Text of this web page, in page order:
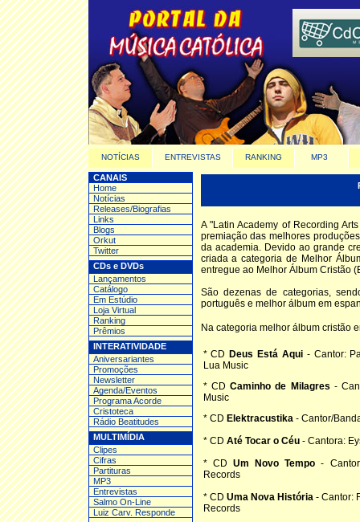
NOTÍCIAS ENTREVISTAS RANKING MP3
CANAIS
Home
Notícias
Releases/Biografias
Links
Blogs
Orkut
Twitter
CDs e DVDs
Lançamentos
Catálogo
Em Estúdio
Loja Virtual
Ranking
Prêmios
INTERATIVIDADE
Aniversariantes
Promoções
Newsletter
Agenda/Eventos
Programa Acorde
Cristoteca
Rádio Beatitudes
MULTIMÍDIA
Clipes
Cifras
Partituras
MP3
Entrevistas
Salmo On-Line
Luiz Carv. Responde
A "Latin Academy of Recording
premiação das melhores
da academia. Devido ao grande
criada a categoria de Melhor
entregue ao Melhor Álbum Cristão
São dezenas de categorias,
português e melhor álbum em
Na categoria melhor álbum cristão
* CD Deus Está Aqui- Cantor:
Lua Music
* CDCaminho de Milagres -
Music
* CD Elektracustika- Cantor/
* CD Até Tocar o Céu- Cantora:
* CD Um Novo Tempo-
Records
* CD Uma Nova História- Cantor:
Records